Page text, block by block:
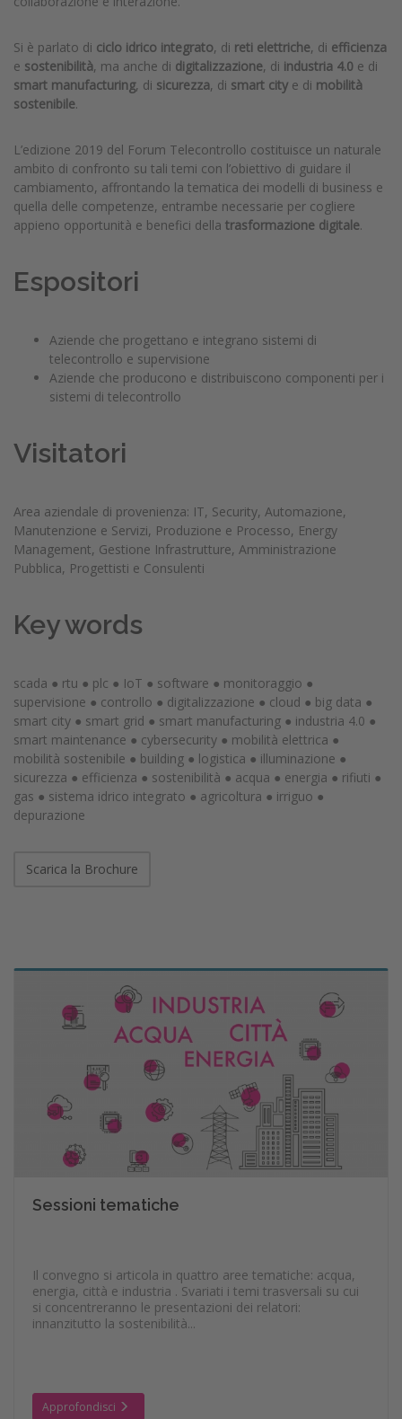
Si è parlato di ciclo idrico integrato, di reti elettriche, di efficienza
e sostenibilità, ma anche di digitalizzazione, di industria 4.0 e di
smart manufacturing, di sicurezza, di smart city e di mobilità
sostenibile.
L’edizione 2019 del Forum Telecontrollo costituisce un naturale
ambito di confronto su tali temi con l’obiettivo di guidare il
cambiamento, affrontando la tematica dei modelli di business e
quella delle competenze, entrambe necessarie per cogliere
appieno opportunità e benefici della trasformazione digitale.
Espositori
Aziende che progettano e integrano sistemi di
telecontrollo e supervisione
Aziende che producono e distribuiscono componenti per i
sistemi di telecontrollo
Visitatori
Area aziendale di provenienza: IT, Security, Automazione,
Manutenzione e Servizi, Produzione e Processo, Energy
Management, Gestione Infrastrutture, Amministrazione
Pubblica, Progettisti e Consulenti
Key words
scada ● rtu ● plc ● IoT ● software ● monitoraggio ●
supervisione ● controllo ● digitalizzazione ● cloud ● big data ●
smart city ● smart grid ● smart manufacturing ● industria 4.0 ●
smart maintenance ● cybersecurity ● mobilità elettrica ●
mobilità sostenibile ● building ● logistica ● illuminazione ●
sicurezza ● efficienza ● sostenibilità ● acqua ● energia ● rifiuti ●
gas ● sistema idrico integrato ● agricoltura ● irriguo ●
depurazione
Scarica la Brochure
Sessioni tematiche
Il convegno si articola in quattro aree tematiche: acqua,
energia, città e industria . Svariati i temi trasversali su cui
si concentreranno le presentazioni dei relatori:
innanzitutto la sostenibilità...
Approfondisci